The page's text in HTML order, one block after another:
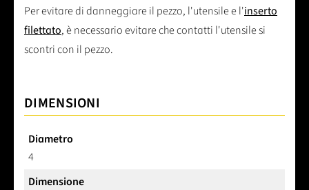
Per evitare di danneggiare il pezzo, l'utensile e l'inserto
filettato, è necessario evitare che contatti l'utensile si
scontri con il pezzo.
DIMENSIONI
Diametro
4
Dimensione